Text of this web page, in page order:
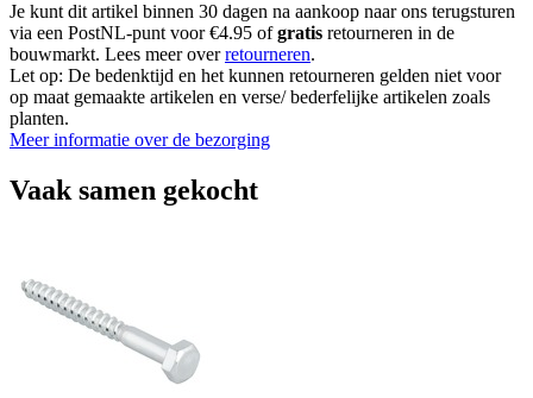
Je kunt dit artikel binnen 30 dagen na aankoop naar ons terugsturen
via een PostNL-punt voor €4.95 ofgratis retourneren in de
bouwmarkt. Lees meer overretourneren.
Let op: De bedenktijd en het kunnen retourneren gelden niet voor
op maat gemaakte artikelen en verse/ bederfelijke artikelen zoals
planten.
Meer informatie over de bezorging
Vaak samen gekocht